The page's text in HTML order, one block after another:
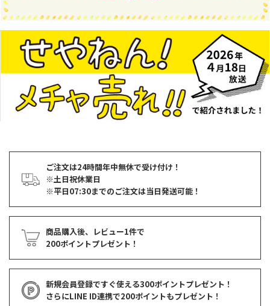
ご注文は24時間年中無休で受け付け！
※土日祝休業日
※平日07:30までのご注文は当日発送可能！
商品購入後、レビュー1件で
200ポイントプレゼント！
新規会員登録ですぐ使える300ポイントプレゼント！
さらにLINE ID連携で200ポイントもプレゼント！